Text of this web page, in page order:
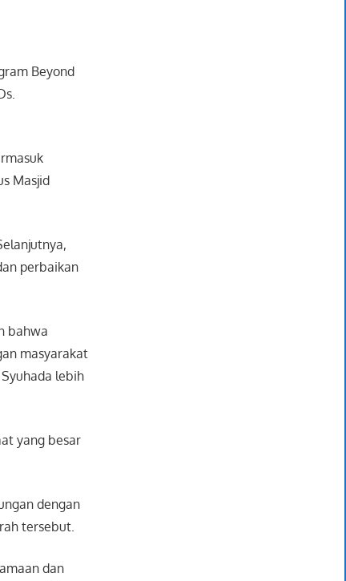
Beyond
Masjid
perbaikan
bahwa
masyarakat
lebih
yang besar
dengan
tersebut.
dan